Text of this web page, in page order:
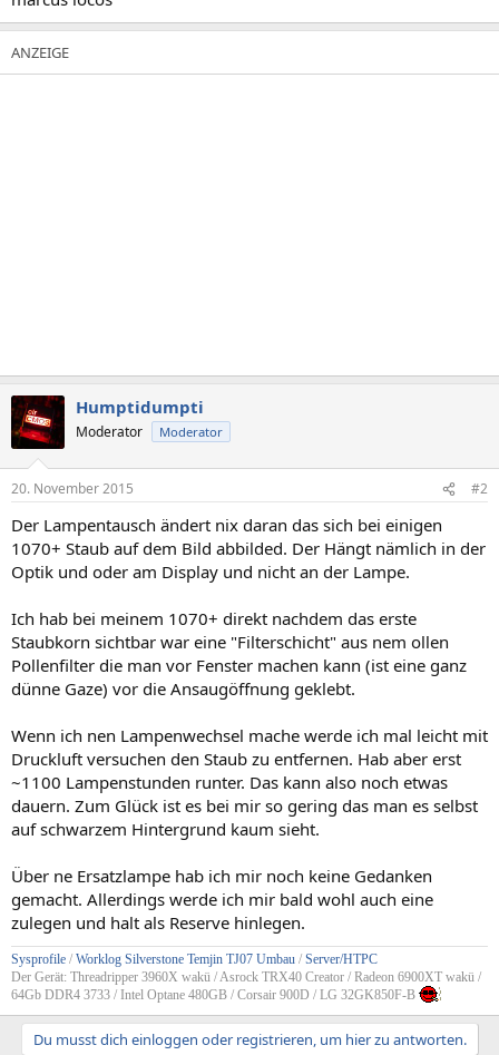
Humptidumpti
Moderator Moderator
20. November 2015 #2
Der Lampentausch ändert nix daran das sich bei einigen
1070+ Staub auf dem Bild abbilded. Der Hängt nämlich in der
Optik und oder am Display und nicht an der Lampe.
Ich hab bei meinem 1070+ direkt nachdem das erste
Staubkorn sichtbar war eine "Filterschicht" aus nem ollen
Pollenfilter die man vor Fenster machen kann (ist eine ganz
dünne Gaze) vor die Ansaugöffnung geklebt.
Wenn ich nen Lampenwechsel mache werde ich mal leicht mit
Druckluft versuchen den Staub zu entfernen. Hab aber erst
~1100 Lampenstunden runter. Das kann also noch etwas
dauern. Zum Glück ist es bei mir so gering das man es selbst
auf schwarzem Hintergrund kaum sieht.
Über ne Ersatzlampe hab ich mir noch keine Gedanken
gemacht. Allerdings werde ich mir bald wohl auch eine
zulegen und halt als Reserve hinlegen.
Sysprofile / Worklog Silverstone Temjin TJ07 Umbau / Server/HTPC
Der Gerät: Threadripper 3960X wakü / Asrock TRX40 Creator / Radeon 6900XT wakü /
64Gb DDR4 3733 / Intel Optane 480GB / Corsair 900D / LG 32GK850F-B
Du musst dich einloggen oder registrieren, um hier zu antworten.